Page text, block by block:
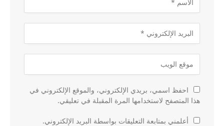
احفظ اسمي، بريدي الإلكتروني، والموقع الإلكتروني في
هذا المتصفح لاستخدامها المرة المقبلة في تعليقي.
أعلمني بمتابعة التعليقات بواسطة البريد الإلكتروني.